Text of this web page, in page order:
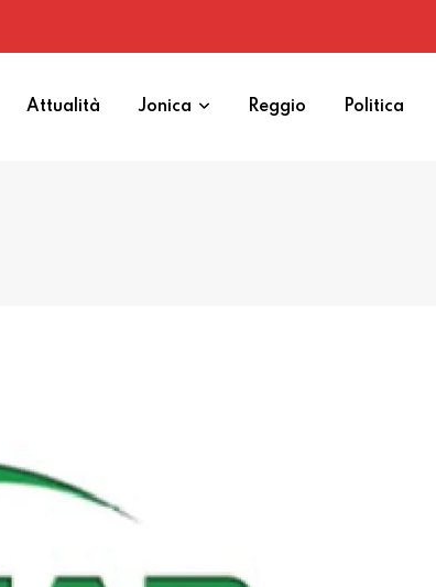
Attualità Jonica Reggio Politica